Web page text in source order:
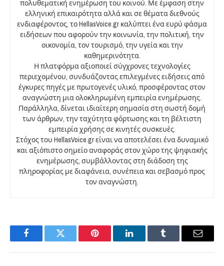
πολυθεματική ενημέρωση του κοινού. Με έμφαση στην
ελληνική επικαιρότητα αλλά και σε θέματα διεθνούς
ενδιαφέροντος, το HellasVoice.gr καλύπτει ένα ευρύ φάσμα
ειδήσεων που αφορούν την κοινωνία, την πολιτική, την
οικονομία, τον τουρισμό, την υγεία και την
καθημερινότητα.
Η πλατφόρμα αξιοποιεί σύγχρονες τεχνολογίες
περιεχομένου, συνδυάζοντας επιλεγμένες ειδήσεις από
έγκυρες πηγές με πρωτογενές υλικό, προσφέροντας στον
αναγνώστη μια ολοκληρωμένη εμπειρία ενημέρωσης.
Παράλληλα, δίνεται ιδιαίτερη σημασία στη σωστή δομή
των άρθρων, την ταχύτητα φόρτωσης και τη βέλτιστη
εμπειρία χρήσης σε κινητές συσκευές.
Στόχος του HellasVoice.gr είναι να αποτελέσει ένα δυναμικό
και αξιόπιστο σημείο αναφοράς στον χώρο της ψηφιακής
ενημέρωσης, συμβάλλοντας στη διάδοση της
πληροφορίας με διαφάνεια, συνέπεια και σεβασμό προς
τον αναγνώστη.
FacebookTwitter Pinterest LinkedInTumblr Email